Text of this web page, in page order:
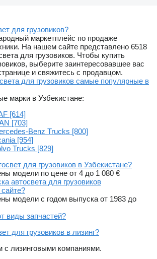
для грузовиков?
маркетплейс по продаже
На нашем сайте представлено 6518
для грузовиков. Чтобы купить
выберите заинтересовавшее вас
и свяжитесь с продавцом.
для грузовиков самые популярные в
марки в Узбекистане:
[614]
[703]
Benz Trucks [800]
[954]
Trucks [829]
для грузовиков в Узбекистане?
модели по цене от 4 до 1 080 €
автосвета для грузовиков
модели с годом выпуска от 1983 до
виды запчастей?
для грузовиков в лизинг?
лизинговыми компаниями.